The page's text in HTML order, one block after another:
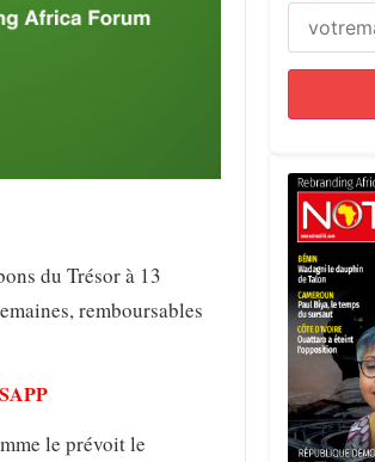
du Trésor à 13
remboursables
le prévoit le